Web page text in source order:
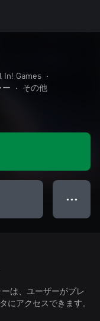
In! Games
•
ー
• その他
● ● ●
は、ユーザーがプレ
にアクセスできます。